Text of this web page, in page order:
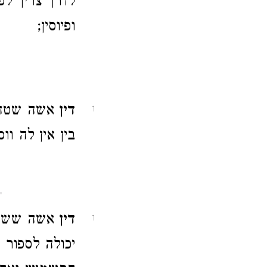
ופיוסין;
1 דין אשה
בין אין לה
1 דין אשה
יכולה